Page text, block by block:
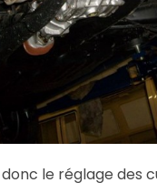
le réglage des